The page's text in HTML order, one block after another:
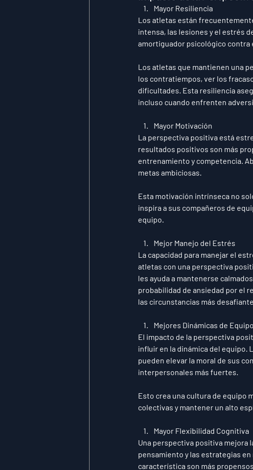
Mayor Resiliencia
Los atletas están
intensa, las lesiones y el estrés
amortiguador psicológico contra
Los atletas que mantienen una
los contratiempos, ver los
dificultades. Esta resiliencia
incluso cuando enfrenten
Mayor Motivación
La perspectiva positiva está
resultados positivos son más
entrenamiento y competencia.
metas ambiciosas.
Esta motivación intrínseca no
inspira a sus compañeros de
equipo.
Mejor Manejo del Estrés
La capacidad para manejar el
atletas con una perspectiva
les ayuda a mantenerse
probabilidad de ansiedad por el
las circunstancias más
Mejores Dinámicas de Equipo
El impacto de la perspectiva
influir en la dinámica del equipo.
pueden elevar la moral de sus
interpersonales más fuertes.
Esto crea una cultura de equipo
colectivas y mantener un alto
Mayor Flexibilidad Cognitiva
Una perspectiva positiva mejora
pensamiento y las estrategias
característica son más